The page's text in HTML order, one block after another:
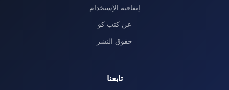
إتفاقية الإستخدام
عن كتب كو
حقوق النشر
تابعنا